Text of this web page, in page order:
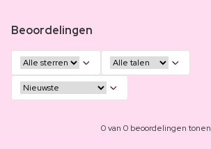
Beoordelingen
0 van 0 beoordelingen tonen